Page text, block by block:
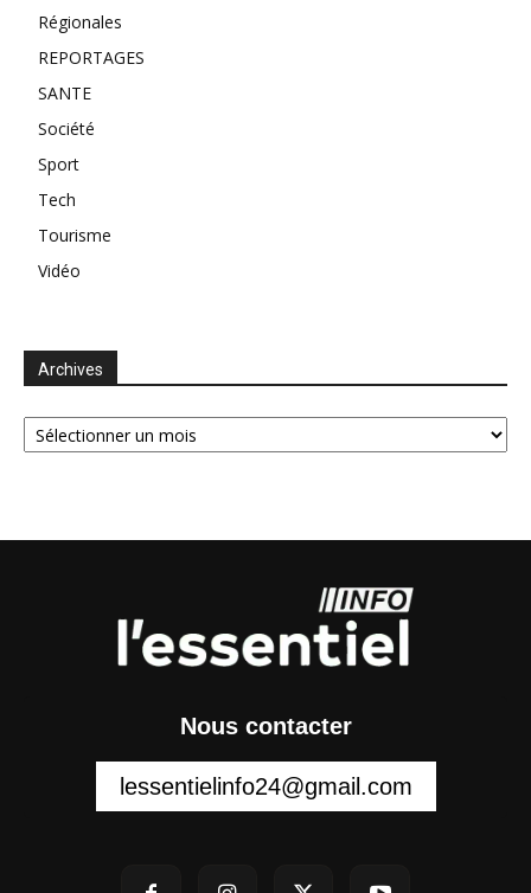
Régionales
REPORTAGES
SANTE
Société
Sport
Tech
Tourisme
Vidéo
Archives
Archives
Nous contacter
lessentielinfo24@gmail.com